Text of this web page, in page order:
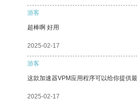
游客
超棒啊 好用
2025-02-17
游客
这款加速器VPM应用程序可以给你提供
2025-02-17